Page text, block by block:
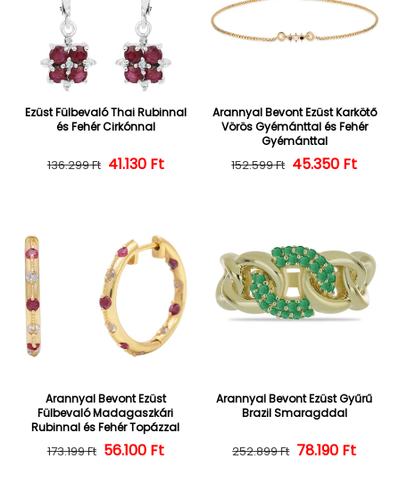
Ezüst Fülbevaló Thai Rubinnal
és Fehér Cirkónnal
Normál ár
136.299 Ft Kedvezményes ár
41.130 Ft
Arannyal Bevont Ezüst Karkötő
Vörös Gyémánttal és Fehér
Gyémánttal
Normál ár
152.599 Ft 45.350 Ft
Arannyal Bevont Ezüst
Fülbevaló Madagaszkári
Rubinnal és Fehér Topázzal
Normál ár
173.199 Ft Kedvezményes ár
56.100 Ft
Arannyal Bevont Ezüst Gyűrű
Brazil Smaragddal
Normál ár
252.899 Ft 78.190 Ft